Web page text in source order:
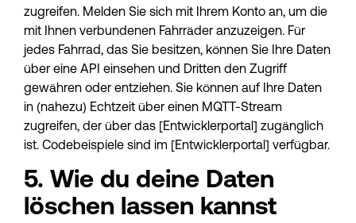
zugreifen. Melden Sie sich mit Ihrem Konto an, um die
mit Ihnen verbundenen Fahrräder anzuzeigen. Für
jedes Fahrrad, das Sie besitzen, können Sie Ihre Daten
über eine API einsehen und Dritten den Zugriff
gewähren oder entziehen. Sie können auf Ihre Daten
in (nahezu) Echtzeit über einen MQTT-Stream
zugreifen, der über das [Entwicklerportal] zugänglich
ist. Codebeispiele sind im [Entwicklerportal] verfügbar.
5. Wie du deine Daten
löschen lassen kannst